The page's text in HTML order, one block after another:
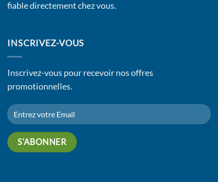
fiable directement chez vous.
INSCRIVEZ-VOUS
Inscrivez-vous pour recevoir nos offres
promotionnelles.